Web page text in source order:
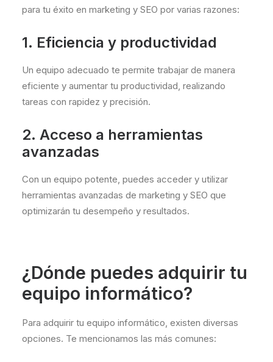
para tu éxito en marketing y SEO por varias razones:
1. Eficiencia y productividad
Un equipo adecuado te permite trabajar de manera
eficiente y aumentar tu productividad, realizando
tareas con rapidez y precisión.
2. Acceso a herramientas
avanzadas
Con un equipo potente, puedes acceder y utilizar
herramientas avanzadas de marketing y SEO que
optimizarán tu desempeño y resultados.
¿Dónde puedes adquirir tu
equipo informático?
Para adquirir tu equipo informático, existen diversas
opciones. Te mencionamos las más comunes: